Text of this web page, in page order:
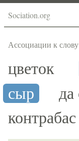
Sociation.org
Ассоциации к
цветок
сыр
да
контрабас